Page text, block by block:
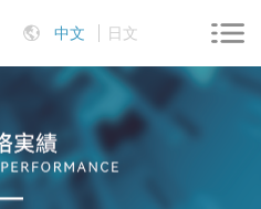
中文 日文